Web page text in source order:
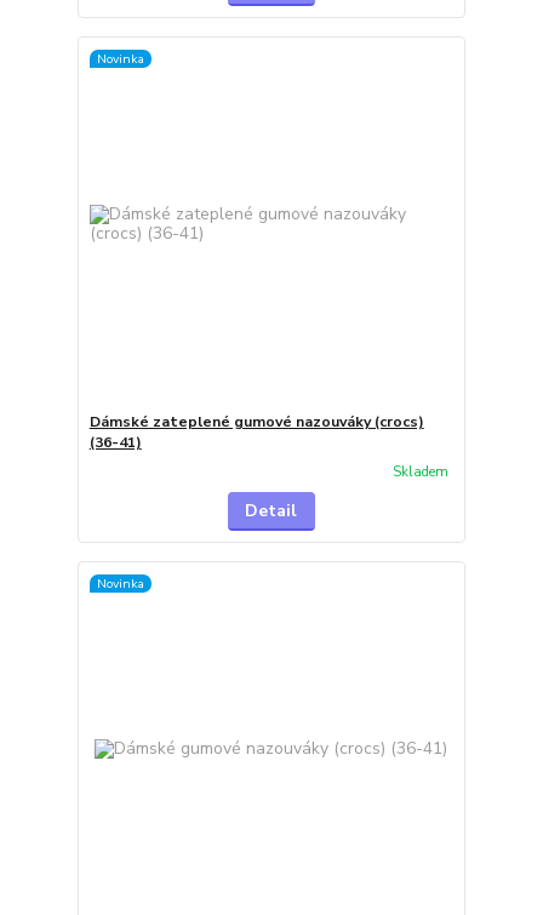
Novinka
Dámské zateplené gumové nazouváky (crocs)
(36-41)
Skladem
Detail
Novinka